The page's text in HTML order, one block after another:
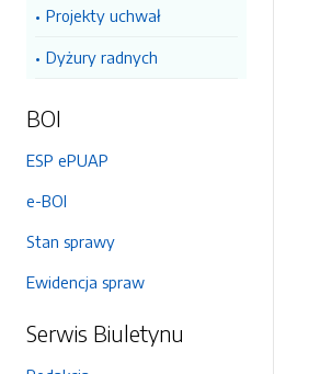
Projekty uchwał
Dyżury radnych
BOI
ESP ePUAP
e-BOI
Stan sprawy
Ewidencja spraw
Serwis Biuletynu